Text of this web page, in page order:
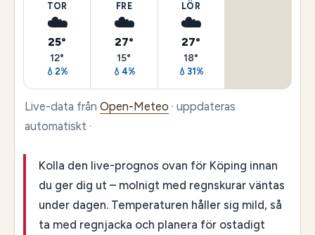
TOR
☁️
25°
12°
💧2%
FRE
☁️
27°
15°
💧4%
LÖR
☁️
27°
18°
💧31%
Live-data från Open-Meteo · uppdateras
automatiskt ·
Kolla den live-prognos ovan för Köping innan
du ger dig ut – molnigt med regnskurar väntas
under dagen. Temperaturen håller sig mild, så
ta med regnjacka och planera för ostadigt